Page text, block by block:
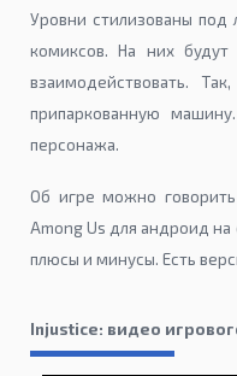
Уровни стилизованы
комиксов. На них
взаимодействовать.
припаркованную
персонажа.
Об игре можно
Among Us для андроид на
плюсы и минусы. Есть
Injustice: видео